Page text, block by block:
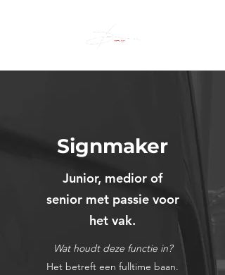
Signmaker
Junior, medior of
senior met passie voor
het vak.
Wat houdt deze functie in?
Het betreft een fulltime baan.